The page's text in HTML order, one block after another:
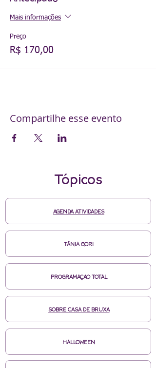
Mais informações
Preço
R$ 170,00
Compartilhe esse evento
Tópicos
AGENDA ATIVIDADES
TÂNIA GORI
PROGRAMAÇAO TOTAL
SOBRE CASA DE BRUXA
HALLOWEEN